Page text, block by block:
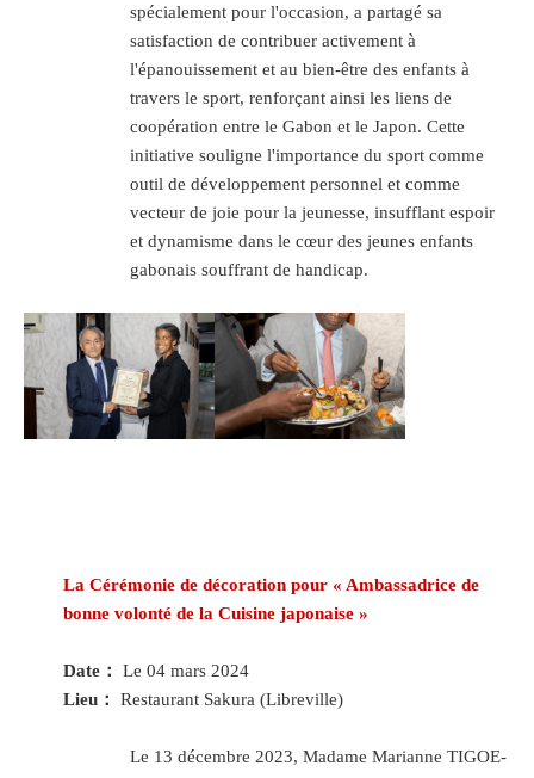
spécialement pour l'occasion, a partagé sa
satisfaction de contribuer activement à
l'épanouissement et au bien-être des enfants à
travers le sport, renforçant ainsi les liens de
coopération entre le Gabon et le Japon. Cette
initiative souligne l'importance du sport comme
outil de développement personnel et comme
vecteur de joie pour la jeunesse, insufflant espoir
et dynamisme dans le cœur des jeunes enfants
gabonais souffrant de handicap.
La Cérémonie de décoration pour « Ambassadrice de
bonne volonté de la Cuisine japonaise »
Date：
Le 04 mars 2024
Lieu：
Restaurant Sakura (Libreville)
Le 13 décembre 2023, Madame Marianne TIGOE-